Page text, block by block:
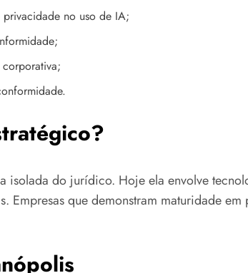
no uso de IA;
isolada do jurídico. Hoje ela envolve
Empresas que demonstram maturidade